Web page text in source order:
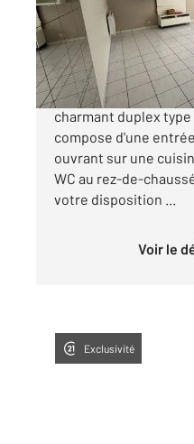
Appartement
230
BEZONS Limite
charmant duplex
compose d'une
ouvrant sur une
WC au rez-de-
votre disposition ...
Voir le
Exclusivité